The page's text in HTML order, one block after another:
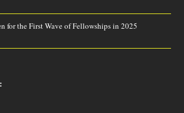
for the First Wave of Fellowships in 2025